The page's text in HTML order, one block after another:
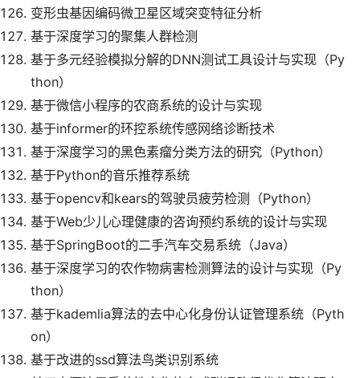
变形虫基因编码微卫星区域突变特征分析
基于深度学习的聚集人群检测
基于多元经验模拟分解的DNN测试工具设计与实现（Py
thon）
基于微信小程序的农商系统的设计与实现
基于informer的环控系统传感网络诊断技术
基于深度学习的黑色素瘤分类方法的研究（Python）
基于Python的音乐推荐系统
基于opencv和kears的驾驶员疲劳检测（Python）
基于Web少儿心理健康的咨询预约系统的设计与实现
基于SpringBoot的二手汽车交易系统（Java）
基于深度学习的农作物病害检测算法的设计与实现（Py
thon）
基于kademlia算法的去中心化身份认证管理系统（Pyth
on）
基于改进的ssd算法鸟类识别系统